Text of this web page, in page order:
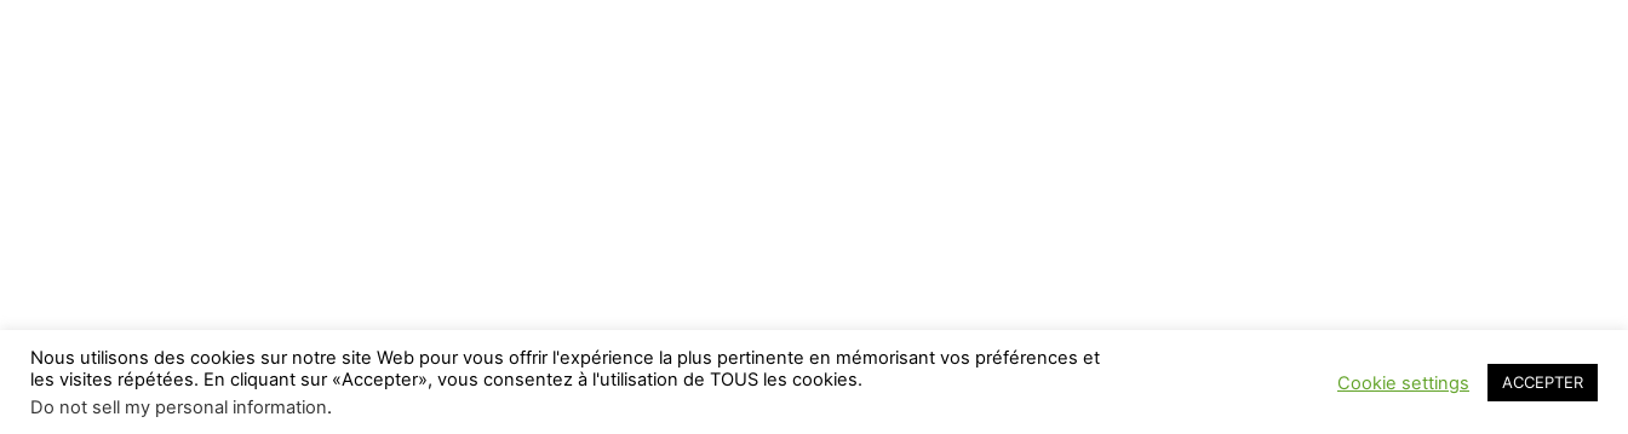
Nous utilisons des cookies sur notre site Web pour vous offrir l'expérience la plus pertinente en mémorisant vos préférences et
les visites répétées. En cliquant sur «Accepter», vous consentez à l'utilisation de TOUS les cookies.
Do not sell my personal information.
Cookie settings ACCEPTER